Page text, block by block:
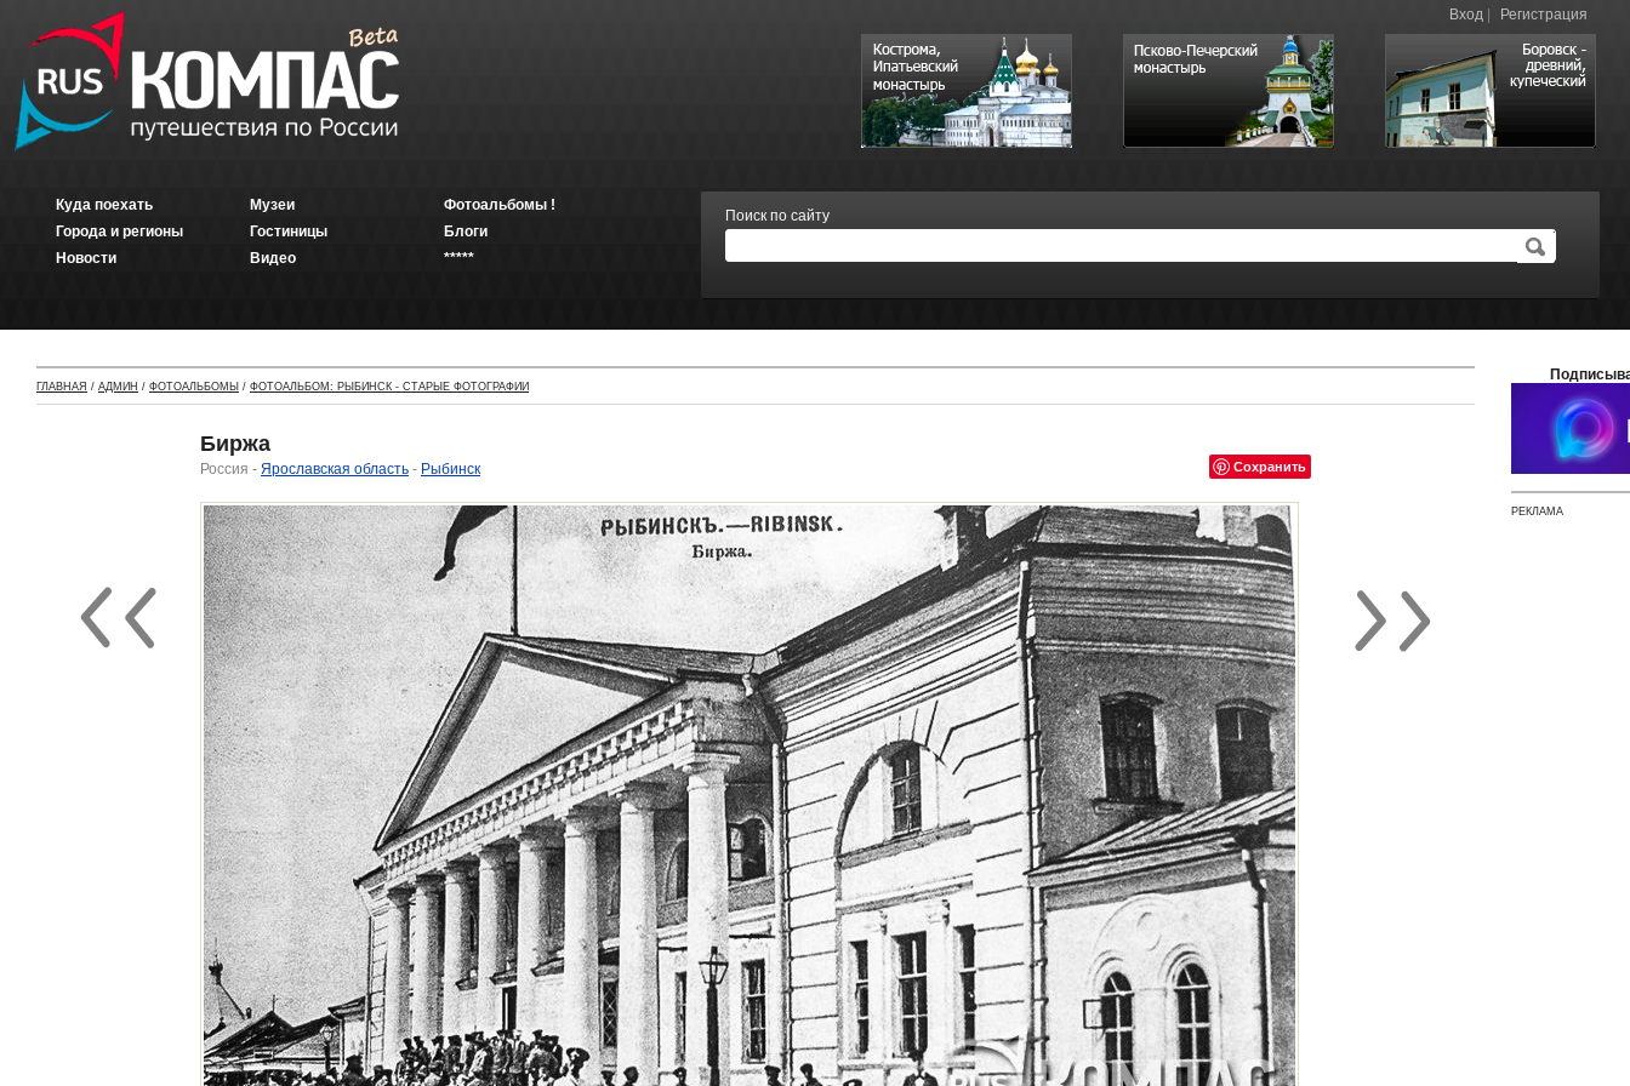
Вход Регистрация
Куда поехать
Города и регионы
Новости
Музеи
Гостиницы
Видео
Фотоальбомы !
Блоги
*****
Поиск по сайту
ГЛАВНАЯ / АДМИН / ФОТОАЛЬБОМЫ / ФОТОАЛЬБОМ: РЫБИНСК - СТАРЫЕ ФОТОГРАФИИ
Биржа
Сохранить
Россия - Ярославская область - Рыбинск
РЕКЛАМА